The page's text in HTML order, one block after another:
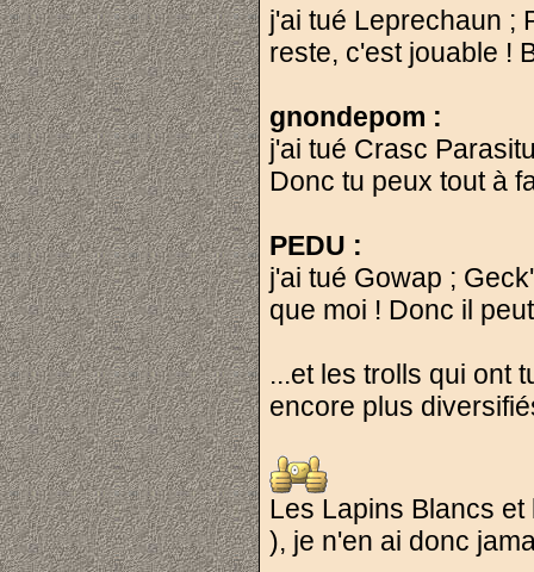
j'ai tué Leprechaun ;
reste, c'est jouable !
gnondepom :
j'ai tué Crasc
Donc tu peux tout à
PEDU :
j'ai tué Gowap ;
que moi ! Donc il
...et les trolls qui ont
encore plus
Les Lapins Blancs
), je n'en ai donc